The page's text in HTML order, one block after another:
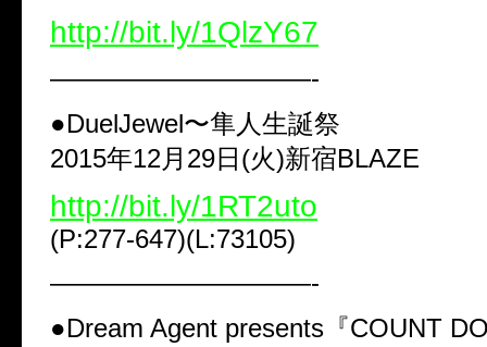
http://bit.ly/1QlzY67
——————————-
●DuelJewel〜隼人生誕祭
2015年12月29日(火)新宿BLAZE
http://bit.ly/1RT2uto
(P:277-647)(L:73105)
——————————-
●Dream Agent presents『COUNT